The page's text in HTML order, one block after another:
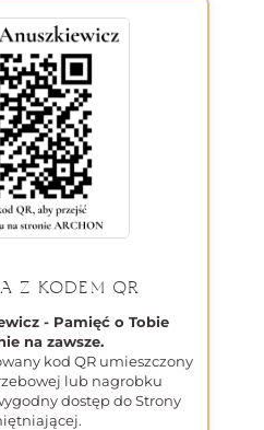
Z KODEM QR
- Pamięć o Tobie
na zawsze.
kod QR umieszczony
lub nagrobku
dostęp do Strony